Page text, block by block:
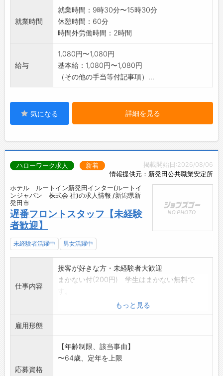
就業時間
就業時間：9時30分〜15時30分
休憩時間：60分
時間外労働時間：2時間
給与
1,080円〜1,080円
基本給：1,080円〜1,080円
（その他の手当等付記事項）...
気になる 詳細を見る
掲載開始日:2026/08/06
情報提供元：新発田公共職業安定所
ハローワーク求人 新着
ホテル ルートイン新発田インター(ルートイ
ンジャパン 株式会 社)の求人情報 /新潟県新
発田市
遅番フロントスタッフ【未経験
者歓迎】
未経験者活躍中 男女活躍中
仕事内容
接客が好きな方・未経験者大歓迎
まかない付(200円) 学生はまかない無料で
ホテルに到着されたお客様のチェックイン手続
ルートインではチェックイン時にお部屋代を頂
戴しています。
ルームキーをお渡ししたらお部屋のご案内をし
もっと見る
雇用形態
応募資格
【年齢制限、該当事由】
〜64歳、定年を上限